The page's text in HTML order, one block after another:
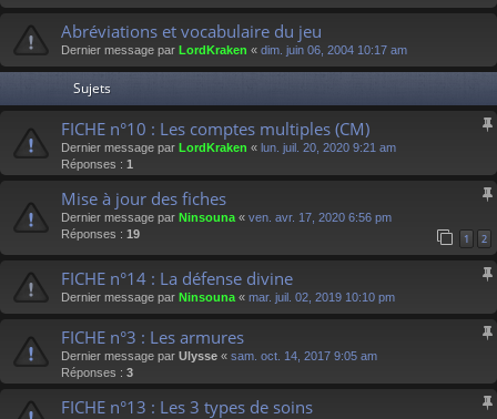
Abréviations et vocabulaire du jeu
Dernier message par LordKraken « dim. juin 06, 2004 10:17 am
Sujets
FICHE n°10 : Les comptes multiples (CM)
Dernier message par LordKraken « lun. juil. 20, 2020 9:21 am
Réponses : 1
Mise à jour des fiches
Dernier message par Ninsouna « ven. avr. 17, 2020 6:56 pm
Réponses : 19 1 2
FICHE n°14 : La défense divine
Dernier message par Ninsouna « mar. juil. 02, 2019 10:10 pm
FICHE n°3 : Les armures
Dernier message par Ulysse « sam. oct. 14, 2017 9:05 am
Réponses : 3
FICHE n°13 : Les 3 types de soins